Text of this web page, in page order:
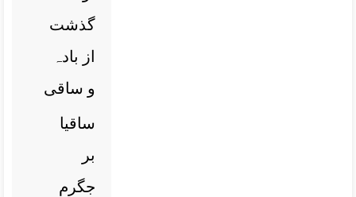
گذشت
از بادہ
و ساقی
ساقیا
بر
جگرم